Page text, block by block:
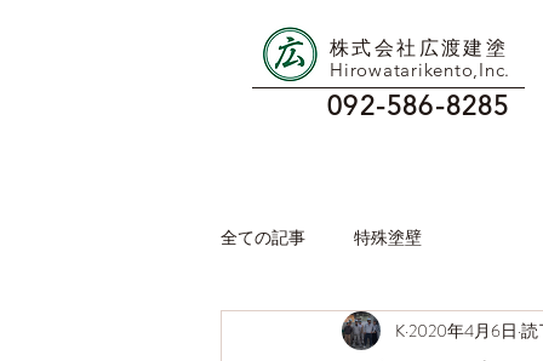
株式会社広渡建塗
Hirowatarikento,Inc.
092-586-8285
全ての記事 特殊塗壁
K2020年4月6日 読